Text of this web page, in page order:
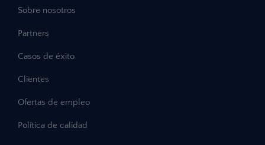
Sobre nosotros
Partners
Casos de éxito
Clientes
Ofertas de empleo
Política de calidad